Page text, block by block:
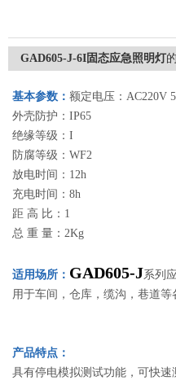
GAD605-J-6I固态应急照明灯
基本参数： 额定电压：AC220V
外壳防护：IP65
绝缘等级：I
防腐等级：WF2
放电时间：12h
充电时间：8h
距 高 比：1
总 重 量：2Kg
适用场所： GAD605-J系列
用于车间，仓库，缆沟，巷道
产品特点：
具有停电模拟测试功能，可快